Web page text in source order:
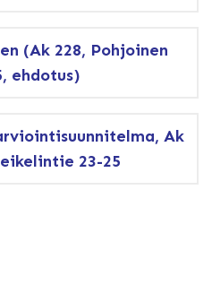
(Ak 228, Pohjoinen
ehdotus)
Ak
23-25